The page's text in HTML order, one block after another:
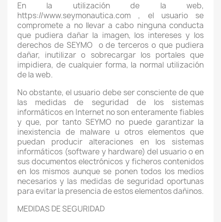
En la utilización de la web,
https://www.seymonautica.com , el usuario se
compromete a no llevar a cabo ninguna conducta
que pudiera dañar la imagen, los intereses y los
derechos de SEYMO
o de terceros o que pudiera
dañar, inutilizar o sobrecargar los portales que
impidiera, de cualquier forma, la normal utilización
de la web.
No obstante, el usuario debe ser consciente de que
las medidas de seguridad de los sistemas
informáticos en Internet no son enteramente fiables
y que, por tanto SEYMO no puede garantizar la
inexistencia de malware u otros elementos que
puedan producir alteraciones en los sistemas
informáticos (software y hardware) del usuario o en
sus documentos electrónicos y ficheros contenidos
en los mismos aunque se ponen todos los medios
necesarios y las medidas de seguridad oportunas
para evitar la presencia de estos elementos dañinos.
MEDIDAS DE SEGURIDAD